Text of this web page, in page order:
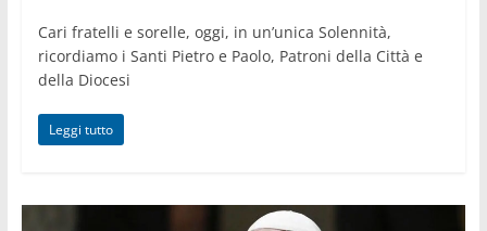
Cari fratelli e sorelle, oggi, in un’unica Solennità,
ricordiamo i Santi Pietro e Paolo, Patroni della Città e
della Diocesi
Leggi tutto